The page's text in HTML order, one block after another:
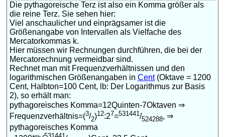
Die pythagoreische Terz ist also ein Komma größer als
die reine Terz. Sie sehen hier:
Viel anschaulicher und einprägsamer ist die
Größenangabe von Intervallen als Vielfache des
Mercatorkommas k.
Hier müssen wir Rechnungen durchführen, die bei der
Mercatorechnung vermeidbar sind.
Rechnet man mit Frequenzverhältnissen und den
logarithmischen Größenangaben in Cent(Oktave = 1200
Cent, Halbton=100 Cent, lb: Der Logarithmus zur Basis
2), so erhält man:
pythagoreisches Komma=12Quinten-7Oktaven ⇒
Frequenzverhältnis=(3/2)12:27=531441/524288, ⇒
pythagoreisches Komma